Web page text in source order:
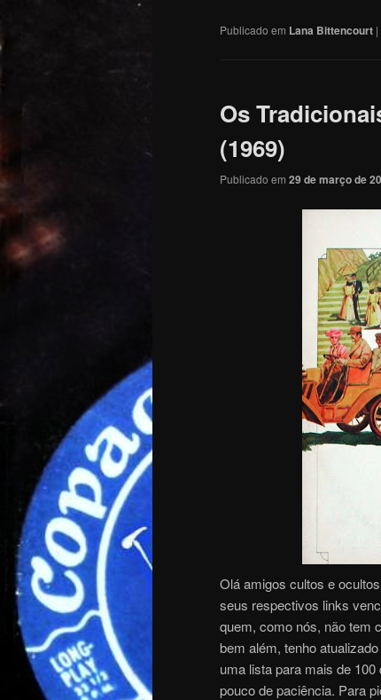
Publicado em Lana Bittencourt |
Os
(1969)
Publicado em 29 de março de
Olá amigos cultos e
seus respectivos links
quem, como nós, não tem
bem além, tenho
uma lista para mais de
pouco de paciência. Para